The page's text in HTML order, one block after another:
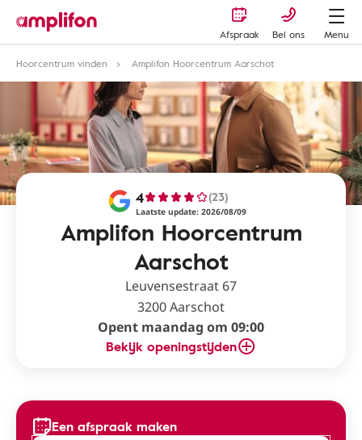
Afspraak Bel ons
Menu
Hoorcentrum vinden
Amplifon Hoorcentrum Aarschot
Amplifon Hoorcentrum
Aarschot
4 (23)
Laatste update: 2026/08/09
Leuvensestraat 67
3200 Aarschot
Opent maandag om 09:00
Bekijk openingstijden
Een afspraak maken